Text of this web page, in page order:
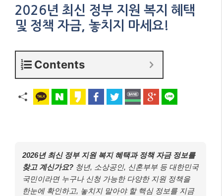
2026년 최신 정부 지원 복지 혜택
및 정책 자금, 놓치지 마세요!
Contents
2026년 최신 정부 지원 복지 혜택과 정책 자금 정보를
찾고 계신가요? 청년, 소상공인, 신혼부부 등 대한민국
국민이라면 누구나 신청 가능한 다양한 지원 정책을
한눈에 확인하고, 놓치지 말아야 할 핵심 정보를 지금